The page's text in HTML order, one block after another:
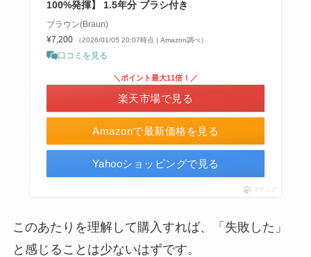
100%発揮】 1.5年分 ブラシ付き
ブラウン(Braun)
¥7,200
（2026/01/05 20:07時点 | Amazon調べ）
口コミを見る
Amazonで最新価格を見る
＼ポイント最大11倍！／
楽天市場で見る
Yahooショッピングで見る
ポチップ
このあたりを理解して購入すれば、「失敗した」
と感じることは少ないはずです。